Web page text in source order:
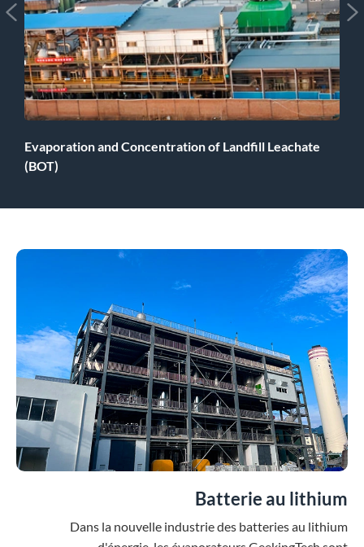
Evaporation and Concentration of Landfill Leachate
(BOT)
 
Batterie au lithium
Dans la nouvelle industrie des batteries au lithium